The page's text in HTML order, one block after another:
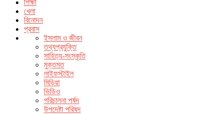
শিক্ষা
খেলা
বিনোদন
প্রবাস
ইসলাম ও জীবন
তথ্যপ্রযুক্তি
সাহিত্য-সংস্কৃতি
মুক্তমত
লাইফস্টাইল
মিডিয়া
ভিডিও
পরিচালনা পর্ষদ
উপদেষ্টা পরিষদ